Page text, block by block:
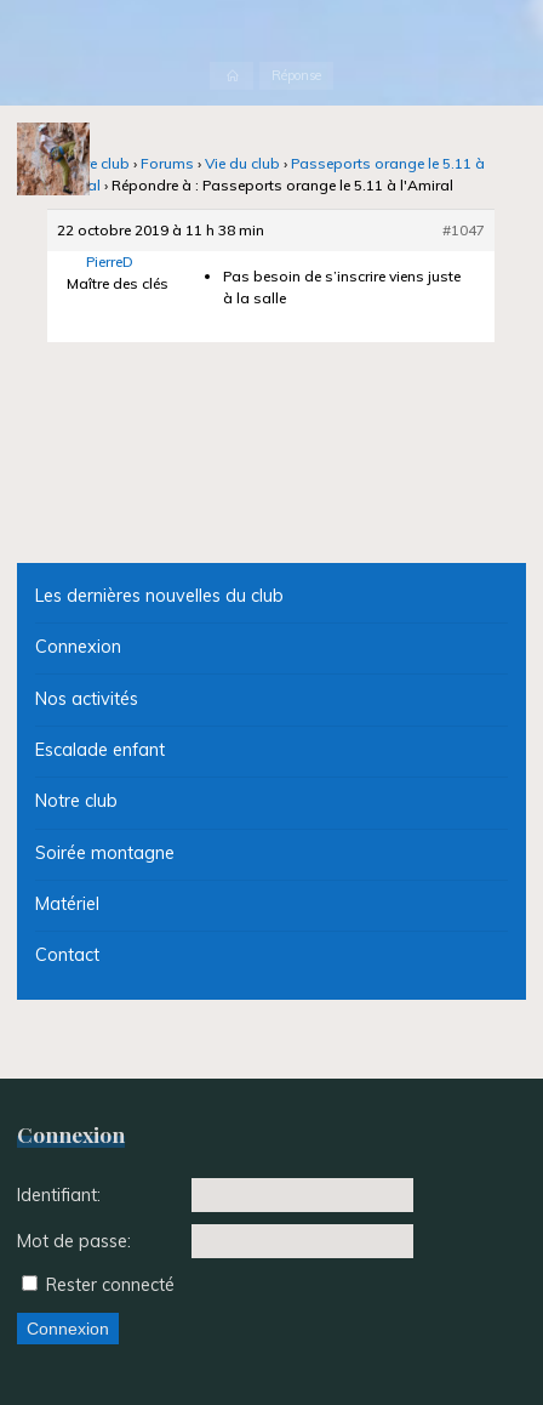
AccueilRéponse
Notre club › Forums › Vie du club › Passeports orange le 5.11 à
l'Amiral › Répondre à : Passeports orange le 5.11 à l'Amiral
22 octobre 2019 à 11 h 38 min
#1047
PierreD
Maître des clés
Pas besoin de s’inscrire viens juste
à la salle
Les dernières nouvelles du club
Connexion
Nos activités
Escalade enfant
Notre club
Soirée montagne
Matériel
Contact
Connexion
Identifiant:
Mot de passe:
Rester connecté
Connexion